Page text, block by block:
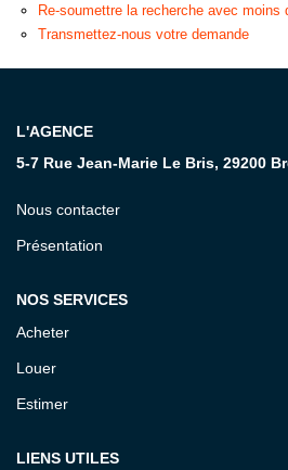
NOTRE
Re-soumettre la recherche avec moins
Transmettez-nous votre demande
L'AGENCE
5-7 Rue Jean-Marie Le Bris, 29200
Nous contacter
Présentation
NOS SERVICES
Acheter
Louer
Estimer
LIENS UTILES